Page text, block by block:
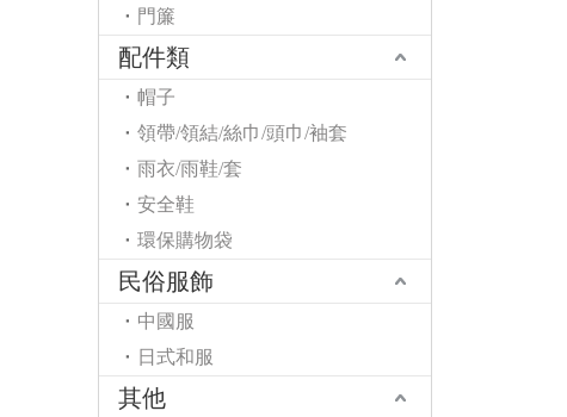
門簾
配件類
帽子
領帶/領結/絲巾/頭巾/袖套
雨衣/雨鞋/套
安全鞋
環保購物袋
民俗服飾
中國服
日式和服
其他